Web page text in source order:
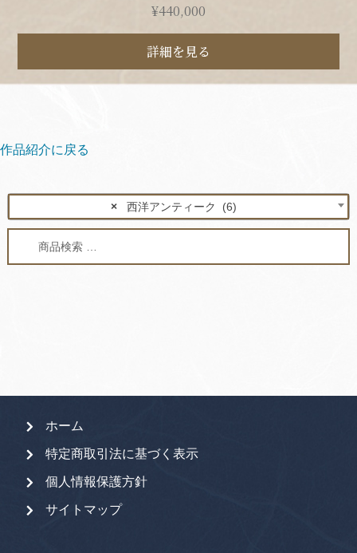
¥440,000
詳細を見る
作品紹介に戻る
× 西洋アンティーク (6)
ホーム
特定商取引法に基づく表示
個人情報保護方針
サイトマップ